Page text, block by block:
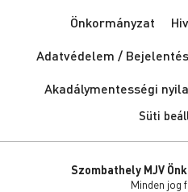
Önkormányzat
Adatvédelem /
Akadálymentességi
Süti
Szombathely MJV
Minden jog